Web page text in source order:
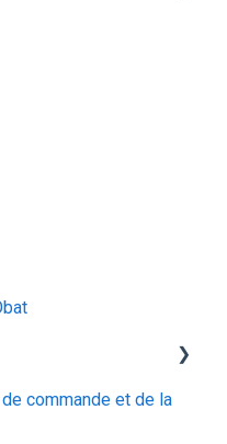
commande et de la